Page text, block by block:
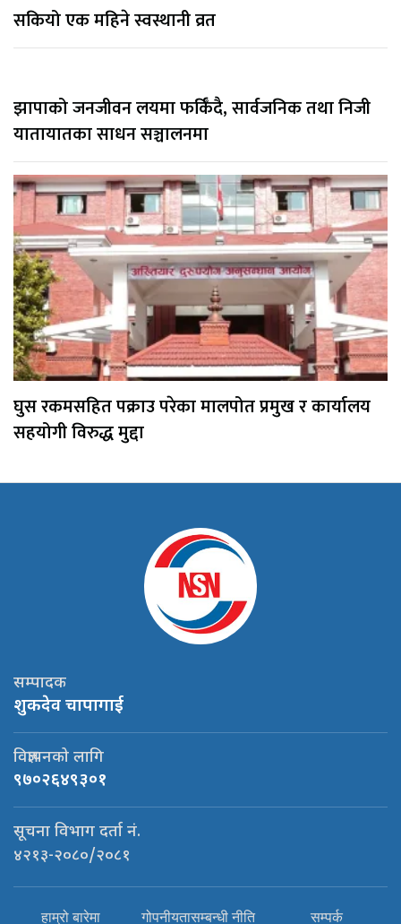
सकियो एक महिने स्वस्थानी व्रत
झापाको जनजीवन लयमा फर्किँदै, सार्वजनिक तथा निजी
यातायातका साधन सञ्चालनमा
घुस रकमसहित पक्राउ परेका मालपोत प्रमुख र कार्यालय
सहयोगी विरुद्ध मुद्दा
सम्पादक
शुकदेव चापागाई
विज्ञापनको लागि
९७०२६४९३०१
सूचना विभाग दर्ता नं.
४२१३-२०८०/२०८१
हाम्रो बारेमा गोपनीयतासम्बन्धी नीति सम्पर्क